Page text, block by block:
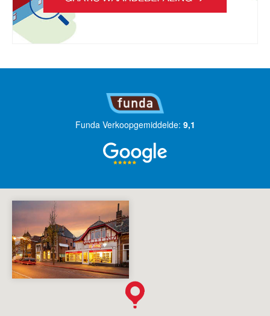
Funda Verkoopgemiddelde: 9,1